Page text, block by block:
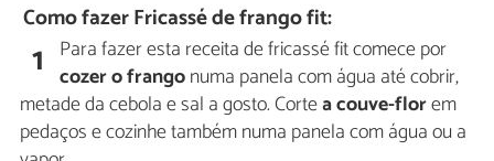
Como fazer Fricassé de frango fit:
1 Para fazer esta receita de fricassé fit comece por
cozer o frangonuma panela com água até cobrir,
metade da cebola e sal a gosto. Cortea couve-florem
pedaços e cozinhe também numa panela com água ou a